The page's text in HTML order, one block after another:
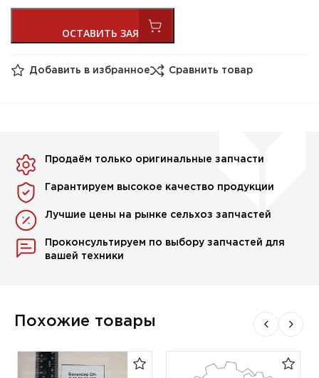
Добавить в избранное Сравнить товар
Продаём только оригинальные запчасти
Гарантируем высокое качество продукции
Лучшие цены на рынке сельхоз запчастей
Проконсультируем по выбору запчастей для
вашей техники
Похожие товары